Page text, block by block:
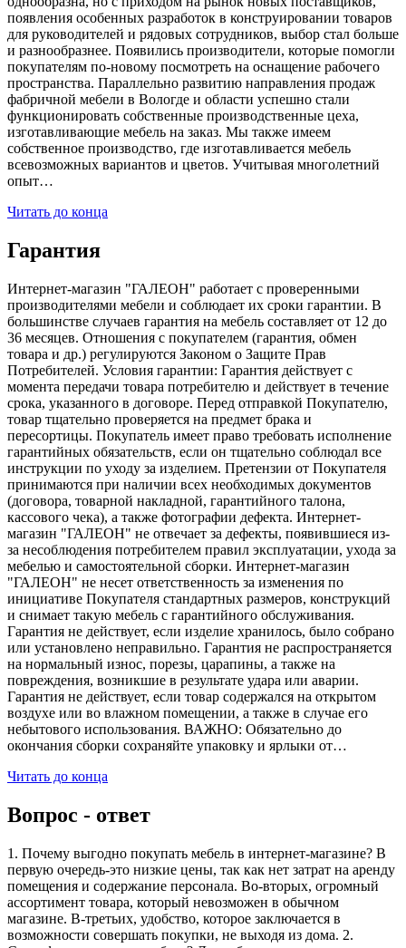
появления особенных разработок в конструировании товаров
для руководителей и рядовых сотрудников, выбор стал больше
и разнообразнее. Появились производители, которые помогли
покупателям по-новому посмотреть на оснащение рабочего
пространства. Параллельно развитию направления продаж
фабричной мебели в Вологде и области успешно стали
функционировать собственные производственные цеха,
изготавливающие мебель на заказ. Мы также имеем
собственное производство, где изготавливается мебель
всевозможных вариантов и цветов. Учитывая многолетний
опыт…
Читать до конца
Гарантия
Интернет-магазин "ГАЛЕОН" работает с проверенными
производителями мебели и соблюдает их сроки гарантии. В
большинстве случаев гарантия на мебель составляет от 12 до
36 месяцев. Отношения с покупателем (гарантия, обмен
товара и др.) регулируются Законом о Защите Прав
Потребителей. Условия гарантии: Гарантия действует с
момента передачи товара потребителю и действует в течение
срока, указанного в договоре. Перед отправкой Покупателю,
товар тщательно проверяется на предмет брака и
пересортицы. Покупатель имеет право требовать исполнение
гарантийных обязательств, если он тщательно соблюдал все
инструкции по уходу за изделием. Претензии от Покупателя
принимаются при наличии всех необходимых документов
(договора, товарной накладной, гарантийного талона,
кассового чека), а также фотографии дефекта. Интернет-
магазин "ГАЛЕОН" не отвечает за дефекты, появившиеся из-
за несоблюдения потребителем правил эксплуатации, ухода за
мебелью и самостоятельной сборки. Интернет-магазин
"ГАЛЕОН" не несет ответственность за изменения по
инициативе Покупателя стандартных размеров, конструкций
и снимает такую мебель с гарантийного обслуживания.
Гарантия не действует, если изделие хранилось, было собрано
или установлено неправильно. Гарантия не распространяется
на нормальный износ, порезы, царапины, а также на
повреждения, возникшие в результате удара или аварии.
Гарантия не действует, если товар содержался на открытом
воздухе или во влажном помещении, а также в случае его
небытового использования. ВАЖНО: Обязательно до
окончания сборки сохраняйте упаковку и ярлыки от…
Читать до конца
Вопрос - ответ
1. Почему выгодно покупать мебель в интернет-магазине? В
первую очередь-это низкие цены, так как нет затрат на аренду
помещения и содержание персонала. Во-вторых, огромный
ассортимент товара, который невозможен в обычном
магазине. В-третьих, удобство, которое заключается в
возможности совершать покупки, не выходя из дома. 2.